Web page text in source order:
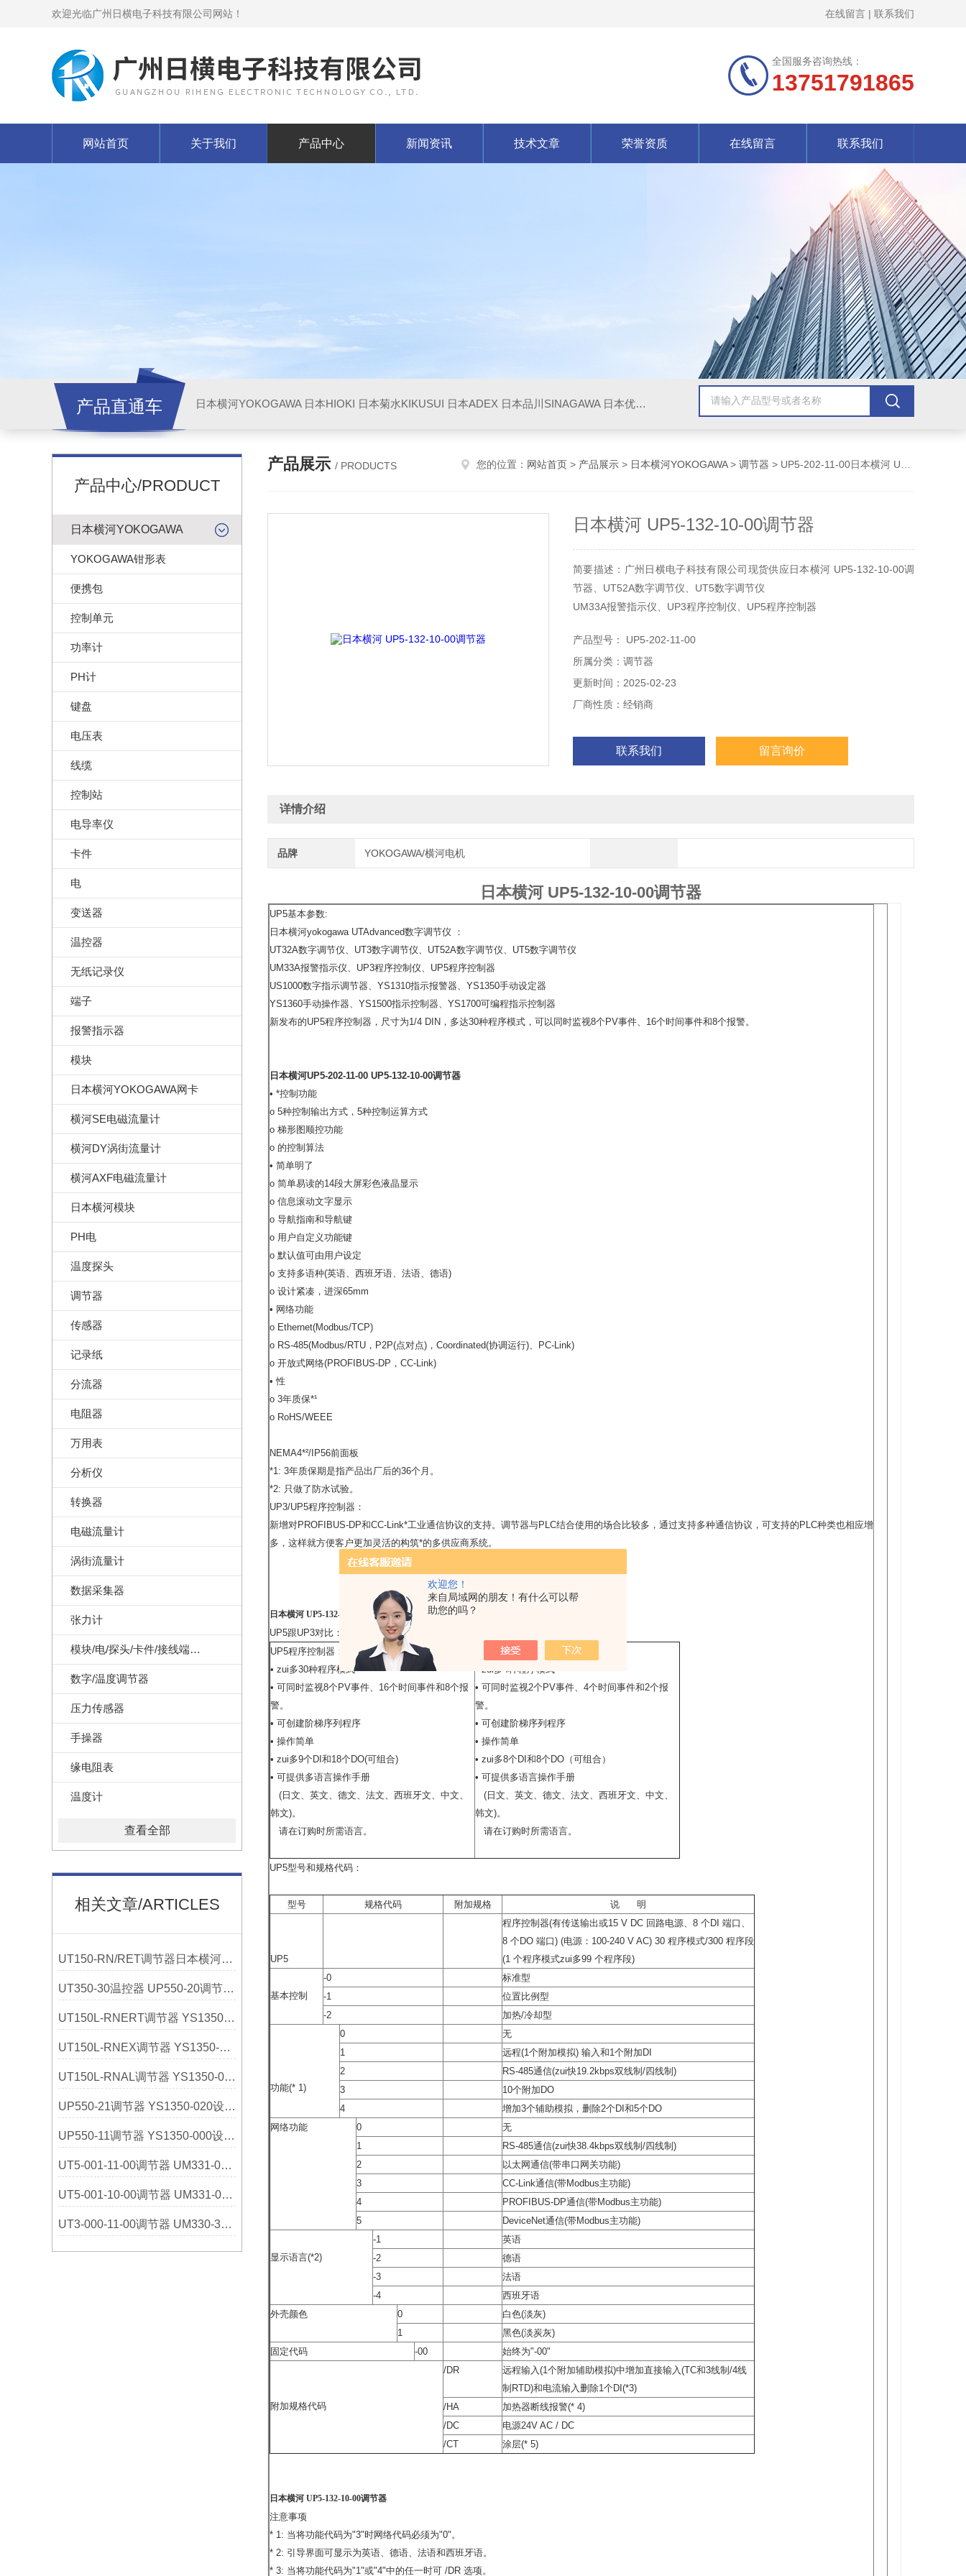
欢迎您！
来自局域网的朋友！有什么可以帮
助您的吗？
欢迎光临广州日横电子科技有限公司网站！ 在线留言 | 联系我们
全国服务咨询热线：
13751791865
网站首页 关于我们 产品中心 新闻资讯 技术文章 荣誉资质 在线留言 联系我们
产品直通车 日本横河YOKOGAWA 日本HIOKI 日本菊水KIKUSUI 日本ADEX 日本品川SINAGAWA 日本优利UNITTA 美国安捷伦Agilent 美国泰克Tektronix 美国罗斯蒙/艾默生
产品中心/PRODUCT
日本横河YOKOGAWA
YOKOGAWA钳形表
便携包
控制单元
功率计
PH计
键盘
电压表
线缆
控制站
电导率仪
卡件
电
变送器
温控器
无纸记录仪
端子
报警指示器
模块
日本横河YOKOGAWA网卡
横河SE电磁流量计
横河DY涡街流量计
横河AXF电磁流量计
日本横河模块
PH电
温度探头
调节器
传感器
记录纸
分流器
电阻器
万用表
分析仪
转换器
电磁流量计
涡街流量计
数据采集器
张力计
模块/电/探头/卡件/接线端子/记录纸
数字/温度调节器
压力传感器
手操器
缘电阻表
温度计
查看全部
相关文章/ARTICLES
UT150-RN/RET调节器日本横河YOKOGAWA选购指南
UT350-30温控器 UP550-20调节器 日本横河
UT150L-RNERT调节器 YS1350-031设定器 日本横河
UT150L-RNEX调节器 YS1350-030设定器 日本横河
UT150L-RNAL调节器 YS1350-021设定器 日本横河
UP550-21调节器 YS1350-020设定器 日本横河
UP550-11调节器 YS1350-000设定器 日本横河
UT5-001-11-00调节器 UM331-01指示器 日本横河
UT5-001-10-00调节器 UM331-00指示器 日本横河
UT3-000-11-00调节器 UM330-32指示器 日本横河
产品展示 / PRODUCTS 您的位置： 网站首页 > 产品展示 > 日本横河YOKOGAWA> 调节器 > UP5-202-11-00日本横河 UP5-132-10-00调节器
日本横河 UP5-132-10-00调节器
简要描述：广州日横电子科技有限公司现货供应日本横河 UP5-132-10-00调
节器、UT52A数字调节仪、UT5数字调节仪
UM33A报警指示仪、UP3程序控制仪、UP5程序控制器
产品型号： UP5-202-11-00
所属分类：调节器
更新时间：2025-02-23
厂商性质：经销商
联系我们 留言询价
详情介绍
品牌 YOKOGAWA/横河电机
日本横河 UP5-132-10-00调节器
UP5基本参数:
日本横河yokogawa UTAdvanced数字调节仪 ：
UT32A数字调节仪、UT3数字调节仪、UT52A数字调节仪、UT5数字调节仪
UM33A报警指示仪、UP3程序控制仪、UP5程序控制器
US1000数字指示调节器、YS1310指示报警器、YS1350手动设定器
YS1360手动操作器、YS1500指示控制器、YS1700可编程指示控制器
新发布的UP5程序控制器，尺寸为1/4 DIN，多达30种程序模式，可以同时监视8个PV事件、16个时间事件和8个报警。
日本横河UP5-202-11-00 UP5-132-10-00调节器
• *控制功能
o 5种控制输出方式，5种控制运算方式
o 梯形图顺控功能
o 的控制算法
• 简单明了
o 简单易读的14段大屏彩色液晶显示
o 信息滚动文字显示
o 导航指南和导航键
o 用户自定义功能键
o 默认值可由用户设定
o 支持多语种(英语、西班牙语、法语、德语)
o 设计紧凑，进深65mm
• 网络功能
o Ethernet(Modbus/TCP)
o RS-485(Modbus/RTU，P2P(点对点)，Coordinated(协调运行)、PC-Link)
o 开放式网络(PROFIBUS-DP，CC-Link)
• 性
o 3年质保*¹
o RoHS/WEEE
NEMA4*²/IP56前面板
*1: 3年质保期是指产品出厂后的36个月。
*2: 只做了防水试验。
UP3/UP5程序控制器：
新增对PROFIBUS-DP和CC-Link*工业通信协议的支持。调节器与PLC结合使用的场合比较多，通过支持多种通信协议，可支持的PLC种类也相应增
多，这样就方便客户更加灵活的构筑*的多供应商系统。
日本横河 UP5-132-10-00调节器
UP5跟UP3对比：
UP5程序控制器：
• zui多30种程序模式
• 可同时监视8个PV事件、16个时间事件和8个报
警。
• 可创建阶梯序列程序
• 操作简单
• zui多9个DI和18个DO(可组合)
• 可提供多语言操作手册
(日文、英文、德文、法文、西班牙文、中文、
韩文)。
请在订购时所需语言。
UP3程序控制器：
• zui多4种程序模式
• 可同时监视2个PV事件、4个时间事件和2个报
警。
• 可创建阶梯序列程序
• 操作简单
• zui多8个DI和8个DO（可组合）
• 可提供多语言操作手册
(日文、英文、德文、法文、西班牙文、中文、
韩文)。
请在订购时所需语言。
UP5型号和规格代码：
型号 规格代码 附加规格 说 明
UP5
程序控制器(有传送输出或15 V DC 回路电源、8 个DI 端口、
8 个DO 端口) (电源：100-240 V AC) 30 程序模式/300 程序段
(1 个程序模式zui多99 个程序段)
基本控制
-0
标准型
-1
位置比例型
-2
加热/冷却型
功能(* 1)
0
无
1
远程(1个附加模拟) 输入和1个附加DI
2
RS-485通信(zui快19.2kbps双线制/四线制)
3
10个附加DO
4
增加3个辅助模拟，删除2个DI和5个DO
网络功能
0
无
1
RS-485通信(zui快38.4kbps双线制/四线制)
2
以太网通信(带串口网关功能)
3
CC-Link通信(带Modbus主功能)
4
PROFIBUS-DP通信(带Modbus主功能)
5
DeviceNet通信(带Modbus主功能)
显示语言(*2)
-1
英语
-2
德语
-3
法语
-4
西班牙语
外壳颜色
0
白色(淡灰)
1
黑色(淡炭灰)
固定代码
-00 始终为"-00"
附加规格代码
/DR
远程输入(1个附加辅助模拟)中增加直接输入(TC和3线制/4线
制RTD)和电流输入删除1个DI(*3)
/HA
加热器断线报警(* 4)
/DC
电源24V AC / DC
/CT
涂层(* 5)
日本横河 UP5-132-10-00调节器
注意事项
* 1: 当将功能代码为"3"时网络代码必须为"0"。
* 2: 引导界面可显示为英语、德语、法语和西班牙语。
* 3: 当将功能代码为"1"或"4"中的任一时可 /DR 选项。